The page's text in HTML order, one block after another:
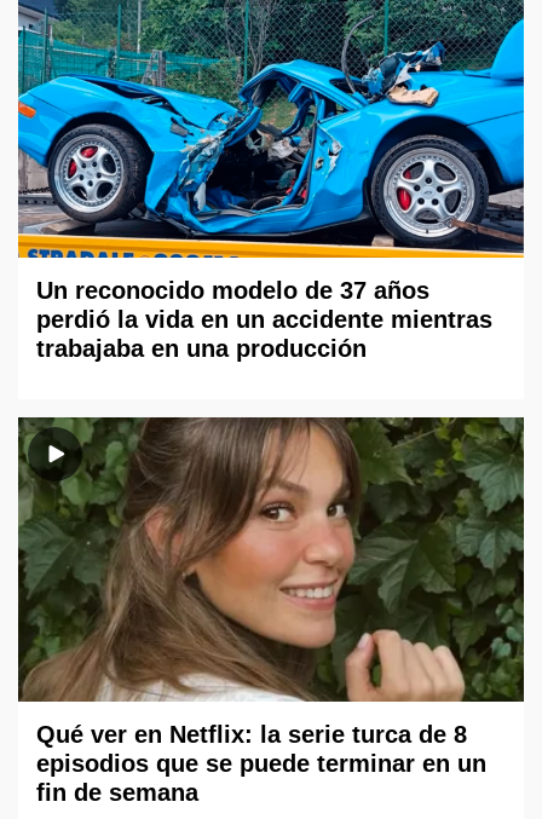
Un reconocido modelo de 37 años
perdió la vida en un accidente mientras
trabajaba en una producción
Qué ver en Netflix: la serie turca de 8
episodios que se puede terminar en un
fin de semana